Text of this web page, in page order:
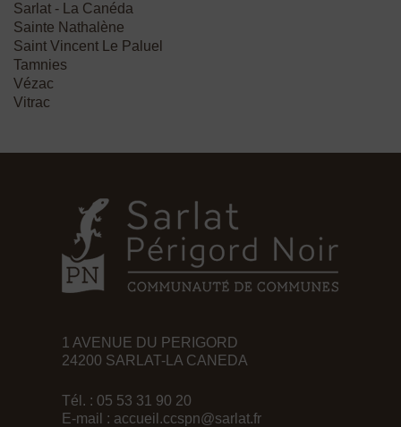
Sarlat - La Canéda
Sainte Nathalène
Saint Vincent Le Paluel
Tamnies
Vézac
Vitrac
1 AVENUE DU PERIGORD
24200 SARLAT-LA CANEDA
Tél. : 05 53 31 90 20
E-mail : accueil.ccspn@sarlat.fr